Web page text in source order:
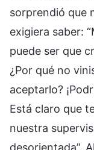
sorprendió que
exigiera saber:
puede ser que
¿Por qué no
aceptarlo?
Está claro que
nuestra
desorientada”.